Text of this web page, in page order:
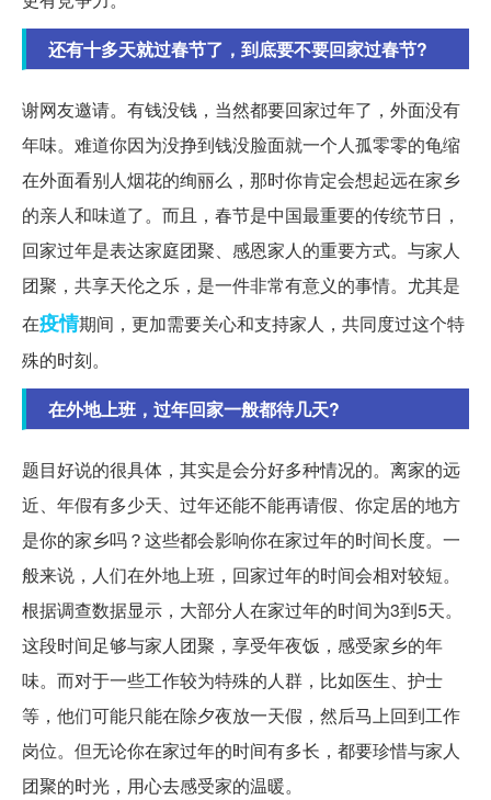
还有十多天就过春节了，到底要不要回家过春节?
谢网友邀请。有钱没钱，当然都要回家过年了，外面没有
年味。难道你因为没挣到钱没脸面就一个人孤零零的龟缩
在外面看别人烟花的绚丽么，那时你肯定会想起远在家乡
的亲人和味道了。而且，春节是中国最重要的传统节日，
回家过年是表达家庭团聚、感恩家人的重要方式。与家人
团聚，共享天伦之乐，是一件非常有意义的事情。尤其是
在疫情期间，更加需要关心和支持家人，共同度过这个特
殊的时刻。
在外地上班，过年回家一般都待几天?
题目好说的很具体，其实是会分好多种情况的。离家的远
近、年假有多少天、过年还能不能再请假、你定居的地方
是你的家乡吗？这些都会影响你在家过年的时间长度。一
般来说，人们在外地上班，回家过年的时间会相对较短。
根据调查数据显示，大部分人在家过年的时间为3到5天。
这段时间足够与家人团聚，享受年夜饭，感受家乡的年
味。而对于一些工作较为特殊的人群，比如医生、护士
等，他们可能只能在除夕夜放一天假，然后马上回到工作
岗位。但无论你在家过年的时间有多长，都要珍惜与家人
团聚的时光，用心去感受家的温暖。